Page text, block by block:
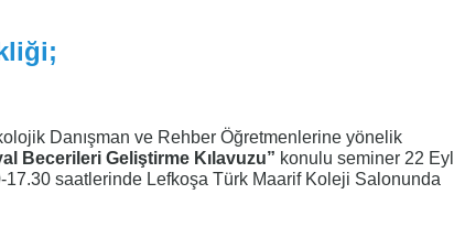
Danışman ve Rehber Öğretmenlerine yönelik
Becerileri Geliştirme Kılavuzu” konulu seminer 22
saatlerinde Lefkoşa Türk Maarif Koleji Salonunda